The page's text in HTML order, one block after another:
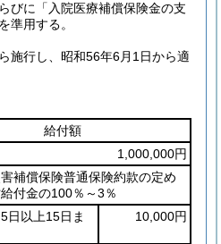
びに「入院医療補償保険金の支
準用する。
施行し、昭和56年6月1日から適
給付額
1,000,000円
補償保険普通保険約款の定め
付金の100％～3％
以上15日ま
10,000円